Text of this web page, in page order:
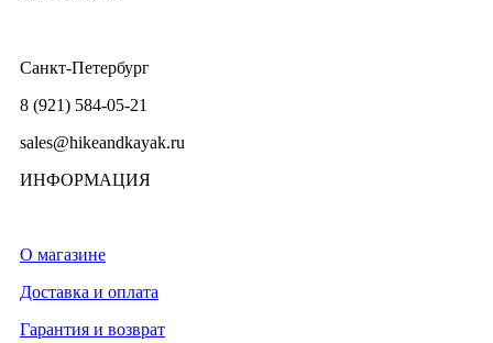
Санкт-Петербург
8 (921) 584-05-21
sales@hikeandkayak.ru
ИНФОРМАЦИЯ
О магазине
Доставка и оплата
Гарантия и возврат